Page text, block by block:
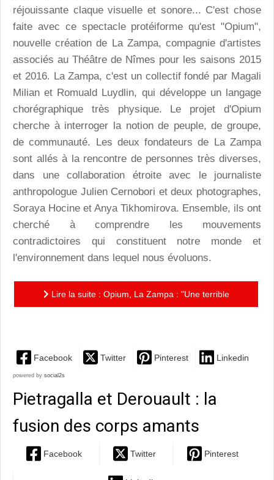
réjouissante claque visuelle et sonore... C'est chose
faite avec ce spectacle protéiforme qu'est "Opium",
nouvelle création de La Zampa, compagnie d'artistes
associés au Théâtre de Nîmes pour les saisons 2015
et 2016. La Zampa, c'est un collectif fondé par Magali
Milian et Romuald Luydlin, qui développe un langage
chorégraphique très physique. Le projet d'Opium
cherche à interroger la notion de peuple, de groupe,
de communauté. Les deux fondateurs de La Zampa
sont allés à la rencontre de personnes très diverses,
dans une collaboration étroite avec le journaliste
anthropologue Julien Cernobori et deux photographes,
Soraya Hocine et Anya Tikhomirova. Ensemble, ils ont
cherché à comprendre les mouvements
contradictoires qui constituent notre monde et
l'environnement dans lequel nous évoluons.
Lire la suite : Opium, La Zampa : "Une terrible
Facebook Twitter Pinterest Linkedin
powered by social2s
Pietragalla et Derouault : la
fusion des corps amants
Facebook Twitter Pinterest